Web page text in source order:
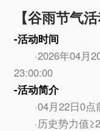
【谷雨节气活
-活动时间
·2026年04月20
23:00:00
-活动简介
·04月22日0点
·历史势力值